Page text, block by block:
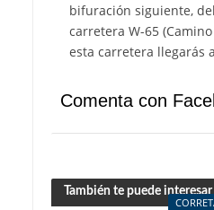
bifuración siguiente,
carretera W-65
esta carretera llegarás
Comenta con
También te puede interesar